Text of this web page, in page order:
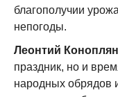
благополучии
непогоды.
Леонтий
праздник, но и
народных обрядов